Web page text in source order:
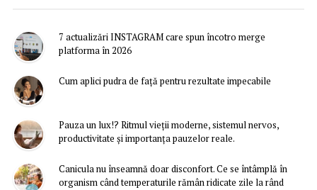
7 actualizări INSTAGRAM care spun încotro merge
platforma în 2026
Cum aplici pudra de față pentru rezultate impecabile
Pauza un lux!? Ritmul vieții moderne, sistemul nervos,
productivitate și importanța pauzelor reale.
Canicula nu înseamnă doar disconfort. Ce se întâmplă în
organism când temperaturile rămân ridicate zile la rând